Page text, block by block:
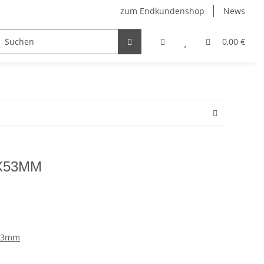
zum Endkundenshop News
0,00 €
FFP2-Masken